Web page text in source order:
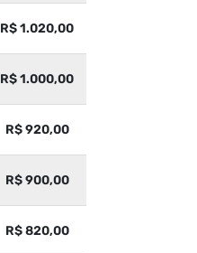
R$ 1.020,00
R$ 1.000,00
R$ 920,00
R$ 900,00
R$ 820,00